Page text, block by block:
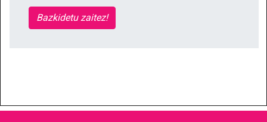
Bazkidetu zaitez!